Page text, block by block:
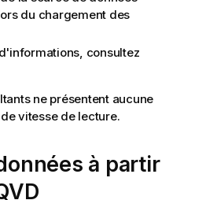
du chargement des
consultez
ne présentent aucune
vitesse de lecture.
à partir